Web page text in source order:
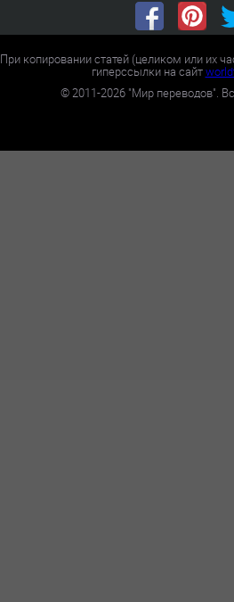
При копировании статей (целиком или их
гиперссылки на сайт
©2011-2026 "Мир переводов".